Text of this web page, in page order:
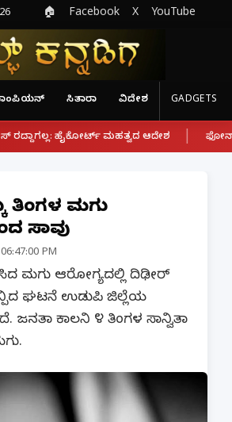
🏠 Facebook X YouTube
ಸಿತಾರಾ ವಿದೇಶ GADGETS
ಮಹತ್ವದ ಆದೇಶ | ಫೋನ್ ನಲ್ಲೇ ಪಾಕ್
ತಿಂಗಳ ಮಗು
ಸಾವು
PM
ಮಗು ಆರೋಗ್ಯದಲ್ಲಿ ದಿಢೀರ್‌
ಘಟನೆ ಉಡುಪಿ ಜಿಲ್ಲೆಯ
ಜನತಾ ಕಾಲನಿ ೪ ತಿಂಗಳ ಸಾನ್ವಿತಾ